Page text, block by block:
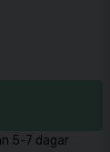
5-7 dagar